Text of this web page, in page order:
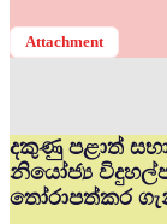
Attachment
දකුණු පළාත්
නියෝජ්‍ය
තෝරාපත්කර